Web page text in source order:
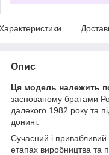
Опис
Ця модель належить
заснованому братами
далекого 1982 року та
донині.
Сучасний і привабливий
етапах виробництва та